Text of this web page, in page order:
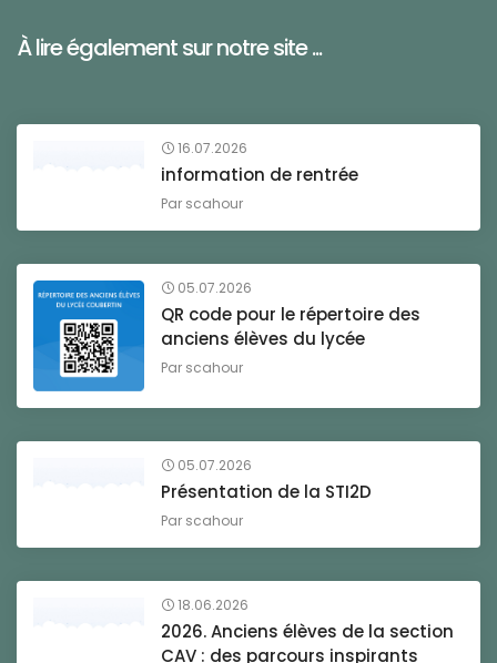
À lire également sur notre site ...
16.07.2026
information de rentrée
Par scahour
05.07.2026
QR code pour le répertoire des
anciens élèves du lycée
Par scahour
05.07.2026
Présentation de la STI2D
Par scahour
18.06.2026
2026. Anciens élèves de la section
CAV : des parcours inspirants